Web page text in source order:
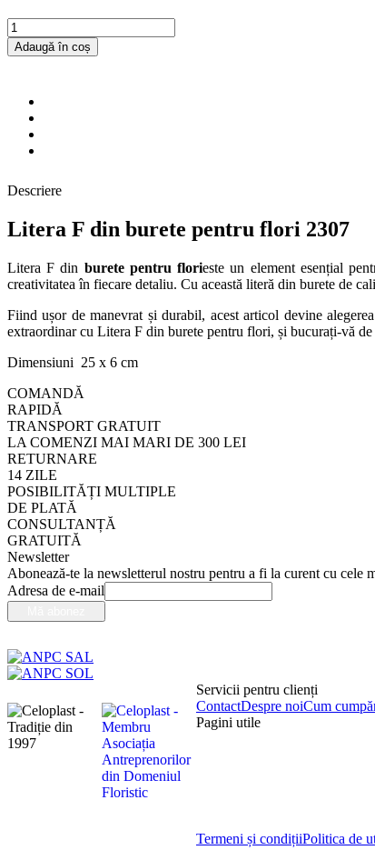
Adaugă în coș
Descriere
Litera F din burete pentru flori 2307
Litera F din burete pentru florieste un element esențial
creativitatea în fiecare detaliu. Cu această literă din burete de
Fiind ușor de manevrat și durabil, acest articol devine
extraordinar cu Litera F din burete pentru flori, și bucurați-vă
Dimensiuni 25 x 6 cm
COMANDĂ
RAPIDĂ
TRANSPORT GRATUIT
LA COMENZI MAI MARI DE 300 LEI
RETURNARE
14 ZILE
POSIBILITĂȚI MULTIPLE
DE PLATĂ
CONSULTANȚĂ
GRATUITĂ
Newsletter
Abonează-te la newsletterul nostru pentru a fi la curent cu cele
Adresa de e-mail
Servicii pentru clienți
ContactDespre noiCum
Pagini utile
Termeni și condițiiPolitica de